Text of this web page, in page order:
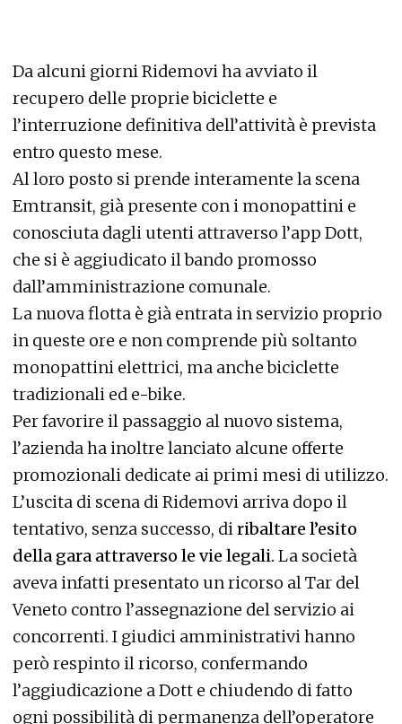
Da alcuni giorni Ridemovi ha avviato il
recupero delle proprie biciclette e
l’interruzione definitiva dell’attività è prevista
entro questo mese.
Al loro posto si prende interamente la scena
Emtransit, già presente con i monopattini e
conosciuta dagli utenti attraverso l’app Dott,
che si è aggiudicato il bando promosso
dall’amministrazione comunale.
La nuova flotta è già entrata in servizio proprio
in queste ore e non comprende più soltanto
monopattini elettrici, ma anche biciclette
tradizionali ed e-bike.
Per favorire il passaggio al nuovo sistema,
l’azienda ha inoltre lanciato alcune offerte
promozionali dedicate ai primi mesi di utilizzo.
L’uscita di scena di Ridemovi arriva dopo il
tentativo, senza successo, di ribaltare l’esito
della gara attraverso le vie legali. La società
aveva infatti presentato un ricorso al Tar del
Veneto contro l’assegnazione del servizio ai
concorrenti. I giudici amministrativi hanno
però respinto il ricorso, confermando
l’aggiudicazione a Dott e chiudendo di fatto
ogni possibilità di permanenza dell’operatore